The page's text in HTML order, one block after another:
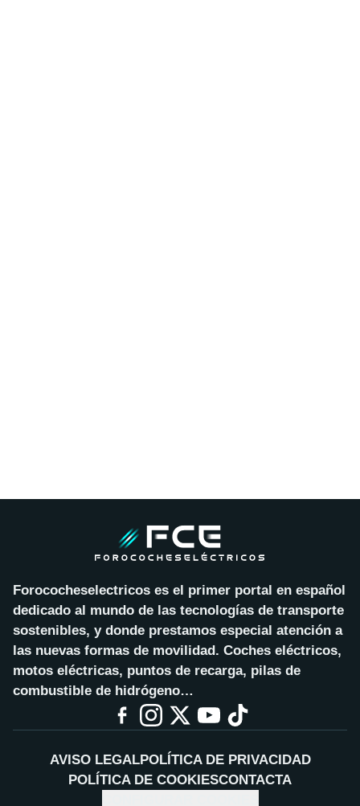
Forococheselectricos es el primer portal en español
dedicado al mundo de las tecnologías de transporte
sostenibles, y donde prestamos especial atención a
las nuevas formas de movilidad. Coches eléctricos,
motos eléctricas, puntos de recarga, pilas de
combustible de hidrógeno…
AVISO LEGALPOLÍTICA DE PRIVACIDAD
POLÍTICA DE COOKIESCONTACTA